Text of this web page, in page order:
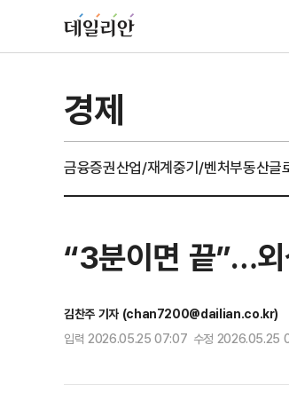
경제
금융증권산업/재계중기/벤처부동산글
“3분이면 끝”…외
김찬주 기자 (chan7200@dailian.co.kr)
입력 2026.05.25 07:07 수정 2026.05.25